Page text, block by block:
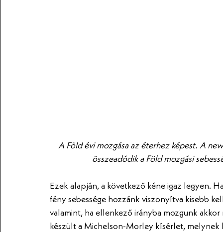
A Föld évi mozgása az éterhez képest. A
összeadódik a Föld mozgási
Ezek alapján, a következő kéne igaz legyen.
fény sebessége hozzánk viszonyítva kisebb
valamint, ha ellenkező irányba mozgunk
készült a Michelson-Morley kísérlet,